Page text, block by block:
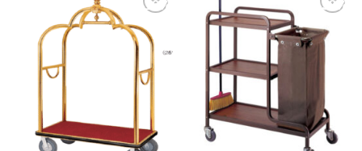
-16%
Add to
wishlist
-38%
wishlist